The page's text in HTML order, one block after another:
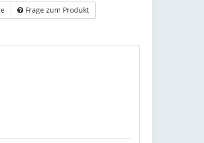
Frage zum Produkt